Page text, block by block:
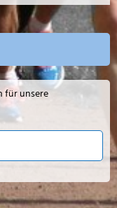
für unsere